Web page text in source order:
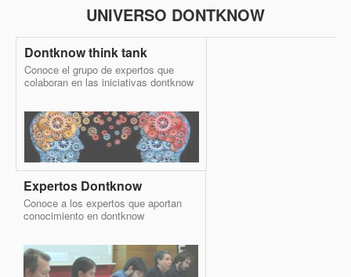
UNIVERSO DONTKNOW
Dontknow think tank
Conoce el grupo de expertos que
colaboran en las iniciativas dontknow
Expertos Dontknow
Conoce a los expertos que aportan
conocimiento en dontknow